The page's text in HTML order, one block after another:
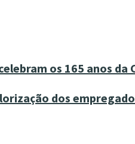
os 165 anos da
dos